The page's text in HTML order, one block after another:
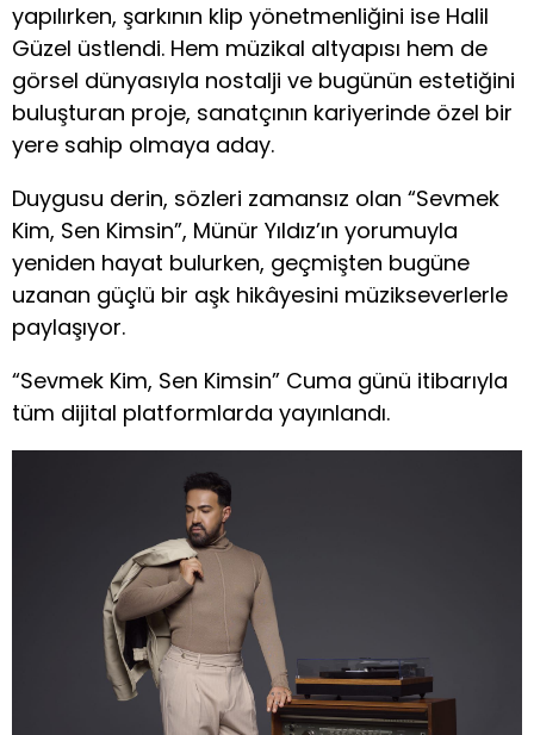
yapılırken, şarkının klip yönetmenliğini ise Halil
Güzel üstlendi. Hem müzikal altyapısı hem de
görsel dünyasıyla nostalji ve bugünün estetiğini
buluşturan proje, sanatçının kariyerinde özel bir
yere sahip olmaya aday.
Duygusu derin, sözleri zamansız olan “Sevmek
Kim, Sen Kimsin”, Münür Yıldız’ın yorumuyla
yeniden hayat bulurken, geçmişten bugüne
uzanan güçlü bir aşk hikâyesini müzikseverlerle
paylaşıyor.
“Sevmek Kim, Sen Kimsin” Cuma günü itibarıyla
tüm dijital platformlarda yayınlandı.